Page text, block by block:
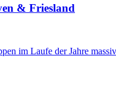
& Friesland
im Laufe der Jahre